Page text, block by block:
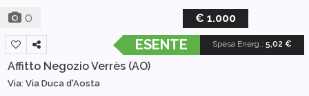
0 € 1.000
Spesa Energ.: 5,02 €
ESENTE
Affitto NegozioVerrès (AO)
Via: Via Duca d'Aosta